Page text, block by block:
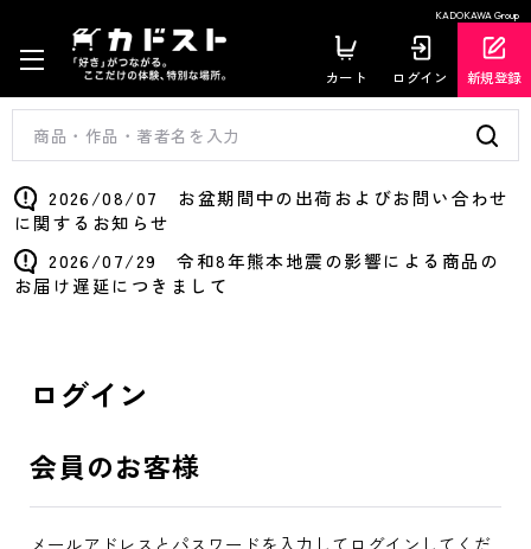
KADOKAWA Group
カート ログイン 新規登録
2026/08/07 お盆期間中の出荷およびお問い合わせ
に関するお知らせ
2026/07/29 令和8年熊本地震の影響による商品の
お届け遅延につきまして
ログイン
会員のお客様
メールアドレスとパスワードを入力してログインしてくだ